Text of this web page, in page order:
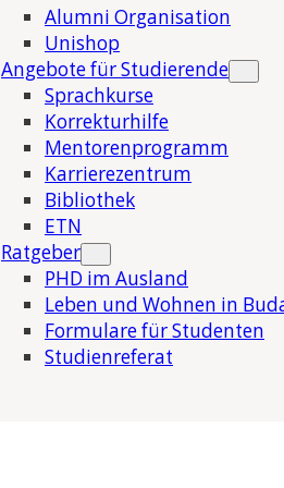
Alumni Organisation
Unishop
Angebote für Studierende
Sprachkurse
Korrekturhilfe
Mentorenprogramm
Karrierezentrum
Bibliothek
ETN
Ratgeber
PHD im Ausland
Leben und Wohnen in
Formulare für Studenten
Studienreferat